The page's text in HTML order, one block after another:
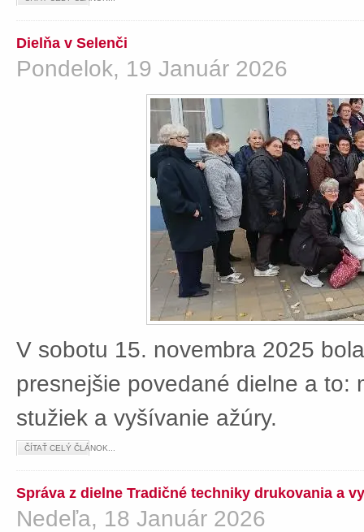
Dielňa v Selenči
Pondelok, 19 Január 2026
V sobotu 15. novembra 2025
presnejšie povedané dielne a to:
stužiek a vyšívanie ažúry.
ČÍTAŤ CELÝ ČLÁNOK...
Správa z dielne Tradičné techniky drukovania a
Nedeľa, 18 Január 2026